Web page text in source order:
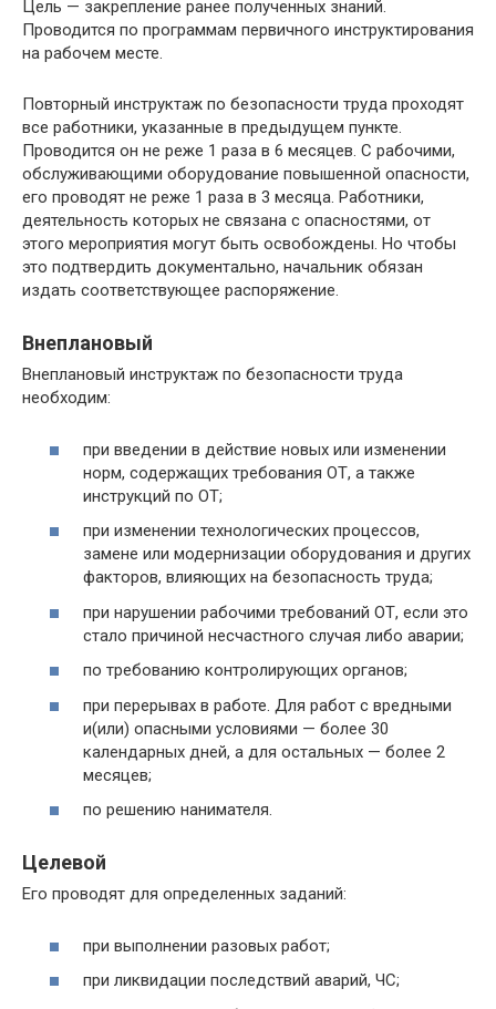
Цель — закрепление ранее полученных знаний.
Проводится по программам первичного инструктирования
на рабочем месте.
Повторный инструктаж по безопасности труда проходят
все работники, указанные в предыдущем пункте.
Проводится он не реже 1 раза в 6 месяцев. С рабочими,
обслуживающими оборудование повышенной опасности,
его проводят не реже 1 раза в 3 месяца. Работники,
деятельность которых не связана с опасностями, от
этого мероприятия могут быть освобождены. Но чтобы
это подтвердить документально, начальник обязан
издать соответствующее распоряжение.
Внеплановый
Внеплановый инструктаж по безопасности труда
необходим:
при введении в действие новых или изменении
норм, содержащих требования ОТ, а также
инструкций по ОТ;
при изменении технологических процессов,
замене или модернизации оборудования и других
факторов, влияющих на безопасность труда;
при нарушении рабочими требований ОТ, если это
стало причиной несчастного случая либо аварии;
по требованию контролирующих органов;
при перерывах в работе. Для работ с вредными
и(или) опасными условиями — более 30
календарных дней, а для остальных — более 2
месяцев;
по решению нанимателя.
Целевой
Его проводят для определенных заданий:
при выполнении разовых работ;
при ликвидации последствий аварий, ЧС;